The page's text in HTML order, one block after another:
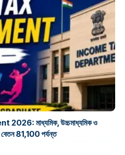
মাধ্যমিক, উচ্চমাধ্যমিক ও
বেতন 81,100 পর্যন্ত